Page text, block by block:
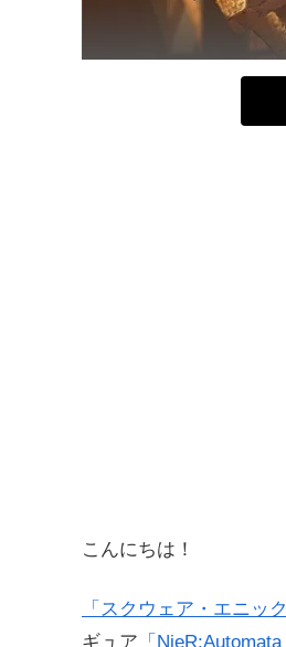
こんにちは！
「スクウェア・エニック
ギュア 「